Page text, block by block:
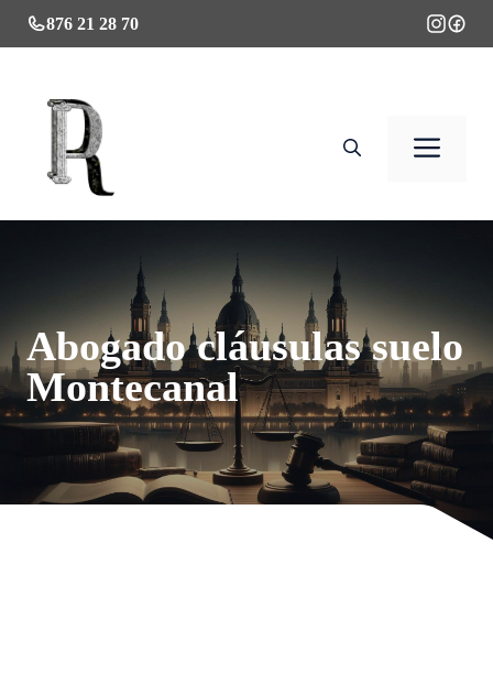
Saltar
al
876 21 28 70
Abogado cláusulas suelo
Montecanal